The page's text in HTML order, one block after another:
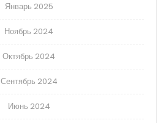
Январь 2025
Ноябрь 2024
Октябрь 2024
Сентябрь 2024
Июнь 2024